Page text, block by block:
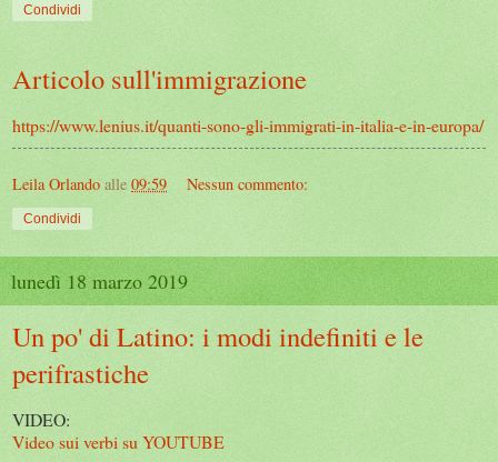
Condividi
Articolo sull'immigrazione
https://www.lenius.it/quanti-sono-gli-immigrati-in-italia-e-in-europa/
Leila Orlando alle 09:59 Nessun commento:
Condividi
lunedì 18 marzo 2019
Un po' di Latino: i modi indefiniti e le
perifrastiche
VIDEO:
Video sui verbi su YOUTUBE